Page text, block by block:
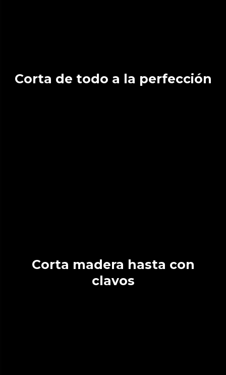
Corta de todo a la perfección
Corta madera hasta con
clavos